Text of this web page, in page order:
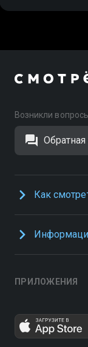
Возникли
Обратная
Как
ПРИЛОЖЕНИЯ